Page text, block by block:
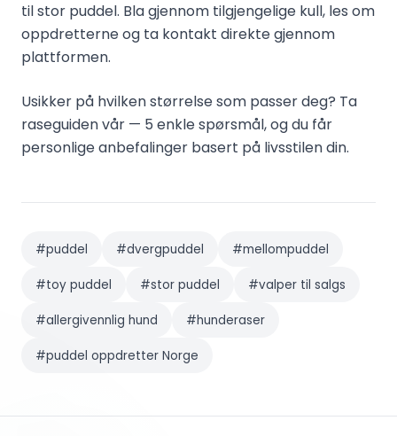
til stor puddel. Bla gjennom tilgjengelige kull, les om
oppdretterne og ta kontakt direkte gjennom
plattformen.
Usikker på hvilken størrelse som passer deg? Ta
raseguiden vår — 5 enkle spørsmål, og du får
personlige anbefalinger basert på livsstilen din.
#puddel #dvergpuddel #mellompuddel
#toy puddel #stor puddel #valper til salgs
#allergivennlig hund #hunderaser
#puddel oppdretter Norge